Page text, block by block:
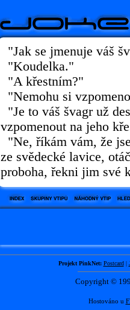
"Jak se jmenuje váš
"Koudelka."
"A křestním?"
"Nemohu si
"Je to váš švagr už
vzpomenout na jeho
"Ne, říkám vám, že
ze svědecké lavice,
proboha, řekni jim své
Projekt PinkNet: Postcard|
Copyright ©
Hostováno u